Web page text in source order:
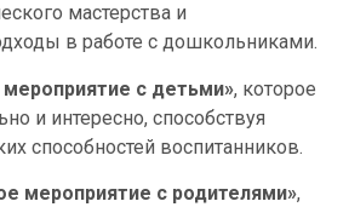
мастерства и
в работе с дошкольниками.
с детьми», которое
и интересно, способствуя
способностей воспитанников.
мероприятие с родителями»,